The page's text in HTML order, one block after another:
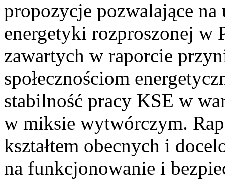
propozycje pozwalające
energetyki rozproszonej w
zawartych w raporcie
społecznościom
stabilność pracy KSE w
w miksie wytwórczym.
kształtem obecnych i
na funkcjonowanie i